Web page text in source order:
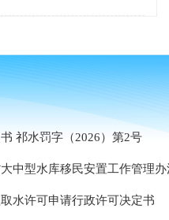
祁水罚字（2026）第2号
中型水库移民安置工作管理办
水许可申请行政许可决定书